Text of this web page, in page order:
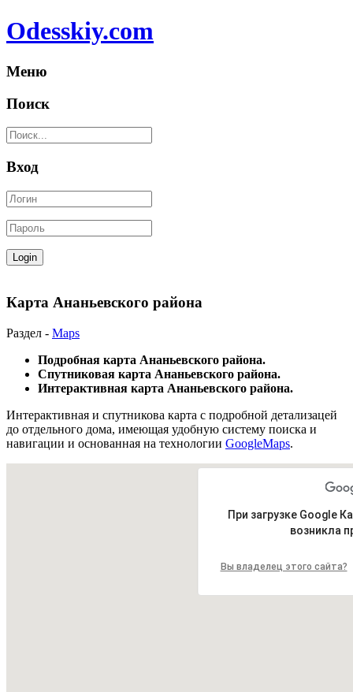
Odesskiy.com
Меню
Поиск
Вход
Карта Ананьевского района
Раздел - Maps
Подробная карта Ананьевского района.
Спутниковая карта Ананьевского района.
Интерактивная карта Ананьевского района.
Интерактивная и спутникова карта с подробной детализацей
до отдельного дома, имеющая удобную систему поиска и
навигации и основанная на технологии GoogleMaps.
При загрузке Google
возникла
Вы владелец этого сайта?